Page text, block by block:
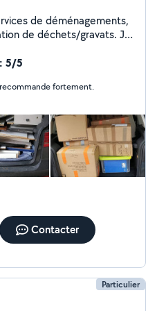
de déménagements,
de déchets/gravats. Je
trouver une solution.
d'information.
5/5
fortement.
Contacter
Particulier